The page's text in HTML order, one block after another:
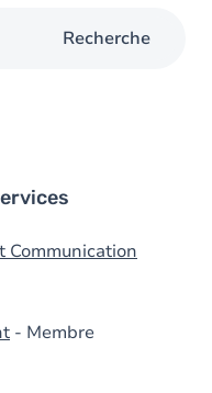
Recherche
Communication
- Membre